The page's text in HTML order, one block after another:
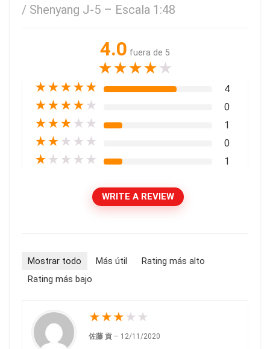
/ Shenyang J-5 – Escala 1:48
4.0 fuera de 5
★★★★★
★★★★★ 4
★★★★ ★ 0
★★★ ★ ★ 1
★★ ★ ★ ★ 0
★ ★ ★ ★ ★ 1
WRITE A REVIEW
Mostrar todo Más útil
Rating más alto
Rating más bajo
★★★ ★ ★
佐藤 貢 – 12/11/2020